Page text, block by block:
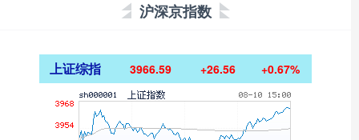
沪深京指数
上证综指 3966.59 +26.56 +0.67%